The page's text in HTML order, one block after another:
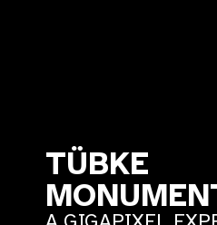
TÜBKE